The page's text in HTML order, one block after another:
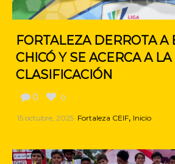
FORTALEZA DERROTA A
CHICÓ Y SE ACERCA A LA
CLASIFICACIÓN
0 0
15 octubre, 2025 Fortaleza CEIF, Inicio